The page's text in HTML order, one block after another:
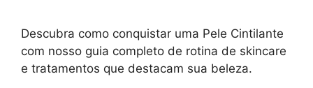
Descubra como conquistar uma Pele Cintilante
com nosso guia completo de rotina de skincare
e tratamentos que destacam sua beleza.